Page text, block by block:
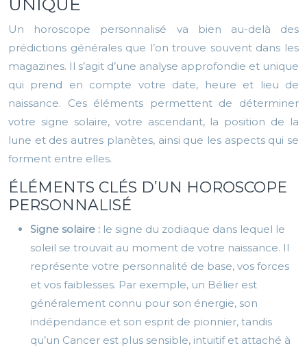
UNIQUE
Un horoscope personnalisé va bien au-delà des
prédictions générales que l’on trouve souvent dans les
magazines. Il s’agit d’une analyse approfondie et unique
qui prend en compte votre date, heure et lieu de
naissance. Ces éléments permettent de déterminer
votre signe solaire, votre ascendant, la position de la
lune et des autres planètes, ainsi que les aspects qui se
forment entre elles.
ÉLÉMENTS CLÉS D’UN HOROSCOPE
PERSONNALISÉ
Signe solaire : le signe du zodiaque dans lequel le
soleil se trouvait au moment de votre naissance. Il
représente votre personnalité de base, vos forces
et vos faiblesses. Par exemple, un Bélier est
généralement connu pour son énergie, son
indépendance et son esprit de pionnier, tandis
qu’un Cancer est plus sensible, intuitif et attaché à